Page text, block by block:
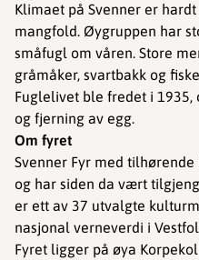
Klimaet på Svenner er
mangfold. Øygruppen har
småfugl om våren. Store
gråmåker, svartbakk og
Fuglelivet ble fredet i
og fjerning av egg.
Om fyret
Svenner Fyr med
og har siden da vært
er ett av 37 utvalgte
nasjonal verneverdi i
Fyret ligger på øya